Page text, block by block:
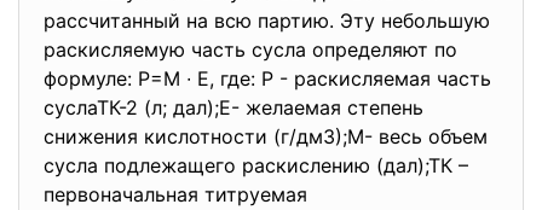
рассчитанный на всю партию. Эту небольшую
раскисляемую часть сусла определяют по
формуле: Р=М ∙ Е, где: Р - раскисляемая часть
суслаТК-2 (л; дал);Е- желаемая степень
снижения кислотности (г/дм3);М- весь объем
сусла подлежащего раскислению (дал);ТК –
первоначальная титруемая